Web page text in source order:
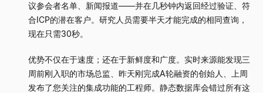
议参会者名单、新闻报道——并在几秒钟内返回经过验证、符
合ICP的潜在客户。研究人员需要半天才能完成的相同查询，
现在只需30秒。
优势不仅在于速度；还在于新鲜度和广度。实时来源能发现三
周前刚入职的市场总监、昨天刚完成A轮融资的创始人、上周
发布了您关注的集成功能的工程师。静态数据库会错过所有这